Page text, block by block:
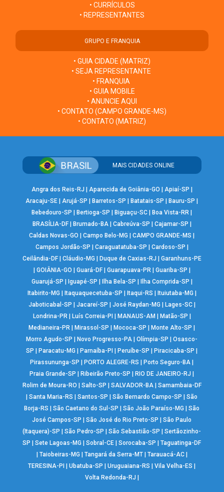
• CURRÍCULOS
• REPRESENTANTES
GRUPO E FRANQUIA
• GUIA CIDADE (MATRIZ)
• SEJA REPRESENTANTE
• FRANQUIA
• GUIA MOBILE
• ANUNCIE AQUI
• CONTATO (CAMPO GRANDE-MS)
• CONTATO (MATRIZ)
MAIS CIDADES ONLINE
Angra dos Reis-RJ Aparecida de Goiânia-GO Apiaí-SP
Aracaju-SE |Arujá-SP Barretos-SP Batatais-SP Bauru-SP
Bebedouro-SP
Bertioga-SP Biguaçu-SC Boa Vista-RR
BRASÍLIA-DF| Brumado-BA| Cabreúva-SP Cajamar-SP
Caldas Novas-GO
|Campo Belo-MG |CAMPO GRANDE-MS
Campos Jordão-SP
Caraguatatuba-SP Cardoso-SP
Ceilândia-DF| Cláudio-MG Duque de Caxias-RJ
Garanhuns-PE
GOIÂNIA-GO Guará-DF| Guarapuava-PR| Guariba-SP
Guarujá-SP
Iguapé-SP Ilha Bela-SP Ilha Comprida-SP
Itabirito-MG
Itaquaquecetuba-SP Itaqui-RS Ituiutaba-MG
Jaboticabal-SP
Jacareí-SP José Raydan-MG Lages-SC|
Londrina-PR| Luís Correia-PI MANAUS-AM Matão-SP
Medianeira-PR
Mirassol-SP Mococa-SP Monte Alto-SP
Morro Agudo-SP
Novo Progresso-PA |Olímpia-SP |Osasco-
SP
Paracatu-MG Parnaíba-PI Peruíbe-SP Piracicaba-SP
Pirassununga-SP
PORTO ALEGRE-RS Porto Seguro-BA
Praia Grande-SP
Ribeirão Preto-SP RIO DE JANEIRO-RJ
Rolim de Moura-RO
Salto-SP SALVADOR-BA| Samambaia-DF
|Santa Maria-RS |Santos-SP |São Bernardo Campo-SP |São
Borja-RS
|São Caetano do Sul-SP |São João Paraíso-MG |São
José Campos-SP
|São José do Rio Preto-SP |São Paulo
(Itaquera)-SP
|São Pedro-SP |São Sebastião-SP |Sertãozinho-
SP
|Sete Lagoas-MG |Sobral-CE |Sorocaba-SP |Taguatinga-DF
Taiobeiras-MG Tangará da Serra-MT| Tarauacá-AC|
TERESINA-PI
|Ubatuba-SP |Uruguaiana-RS |Vila Velha-ES
Volta Redonda-RJ